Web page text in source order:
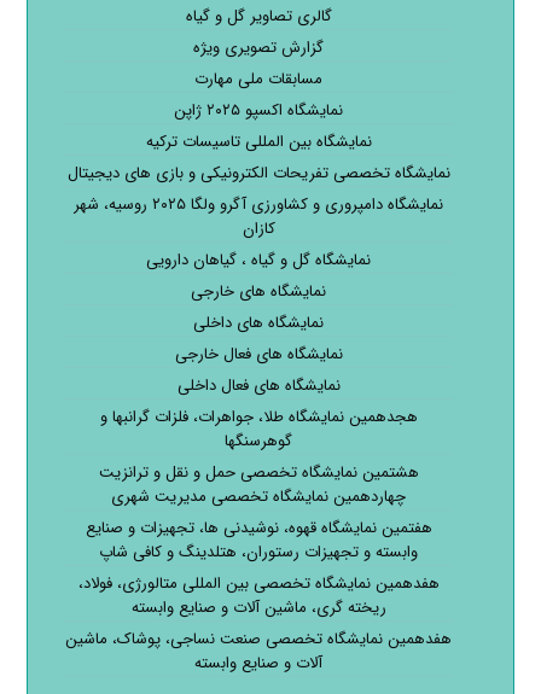
گالری تصاویر گل و گیاه
گزارش تصویری ویژه
مسابقات ملی مهارت
نمایشگاه اکسپو ۲۰۲۵ ژاپن
نمایشگاه بین المللی تاسیسات ترکیه
نمایشگاه تخصصی تفریحات الکترونیکی و بازی های دیجیتال
نمایشگاه دامپروری و کشاورزی آگرو ولگا ۲۰۲۵ روسیه، شهر
کازان
نمایشگاه گل و گیاه ، گیاهان دارویی
نمایشگاه های خارجی
نمایشگاه های داخلی
نمایشگاه های فعال خارجی
نمایشگاه های فعال داخلی
هجدهمین نمایشگاه طلا، جواهرات، فلزات گرانبها و
گوهرسنگها
هشتمین نمایشگاه تخصصی حمل و نقل و ترانزیت
چهاردهمین نمایشگاه تخصصی مدیریت شهری
هفتمین نمایشگاه قهوه، نوشیدنی ها، تجهیزات و صنایع
وابسته و تجهیزات رستوران، هتلدینگ و کافی شاپ
هفدهمین نمایشگاه تخصصی بین المللی متالورژی، فولاد،
ریخته گری، ماشین آلات و صنایع وابسته
هفدهمین نمایشگاه تخصصی صنعت نساجی، پوشاک، ماشین
آلات و صنایع وابسته